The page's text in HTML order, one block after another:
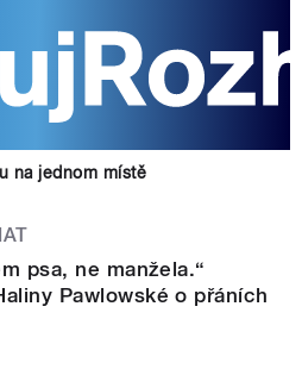
na jednom místě
psa, ne manžela.“
Pawlowské o přáních